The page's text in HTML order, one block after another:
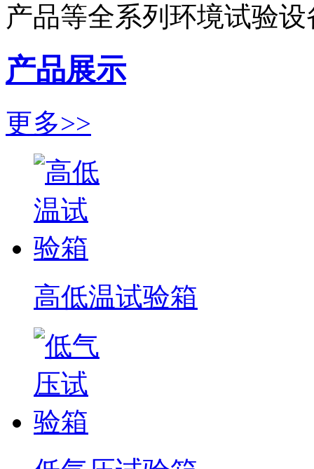
产品等全系列环境试验设
产品展示
更多>>
高低温试验箱